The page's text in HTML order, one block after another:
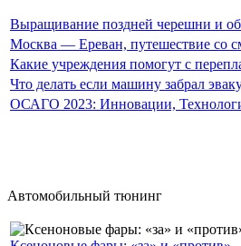
Выращивание поздней черешни и
Москва — Ереван, путешествие со
Какие учреждения помогут с
Что делать если машину забрал
ОСАГО 2023: Инновации,
Автомобильный тюнинг